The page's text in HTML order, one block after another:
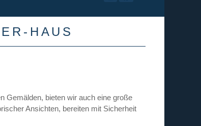
HAUS
Gemälden, bieten wir auch eine große
Ansichten, bereiten mit Sicherheit